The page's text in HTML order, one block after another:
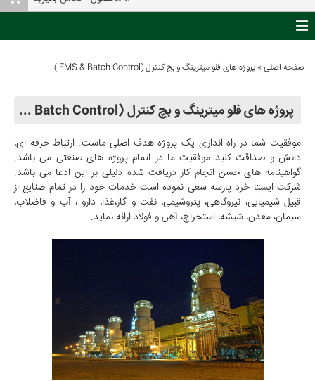
صفحه اصلی » پروژه های فلو میترینگ و بچ کنترل (FMS & Batch Control )
پروژه های فلو میترینگ و بچ کنترل (FMS & Batch Control )
موفقیت شما در راه اندازی یک پروژه هدف اصلی ماست. ارتباط حرفه ای،
دانش و صداقت کلید موفقیت ما در اتمام پروژه های صنعتی می باشد.
گواهینامه های حسن انجام کار دریافت شده دلیلی بر این ادعا می باشد.
شرکت ایستا خرد پارسه سعی نموده است خدمات خود را در تمام صنایع از
قبیل شیمیایی، نیروگاهی، پتروشیمی، نفت و گاز،غذا، دارو ، آب و فاضلاب،
سیمان، معدن، شیشه، استخراج، آهن و فولاد ارائه نماید.